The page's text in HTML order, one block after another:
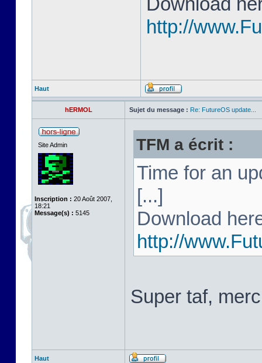
http://
Haut
hERMOL Sujet du message : Re: FutureOS update...
Site Admin
Inscription : 20 Août 2007,
18:21
Message(s) : 5145
TFM a écrit :
Time for an
[...]
Download
http://
Super taf,
Haut